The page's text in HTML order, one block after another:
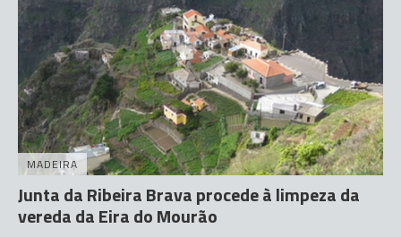
MADEIRA
Junta da Ribeira Brava procede à limpeza da
vereda da Eira do Mourão